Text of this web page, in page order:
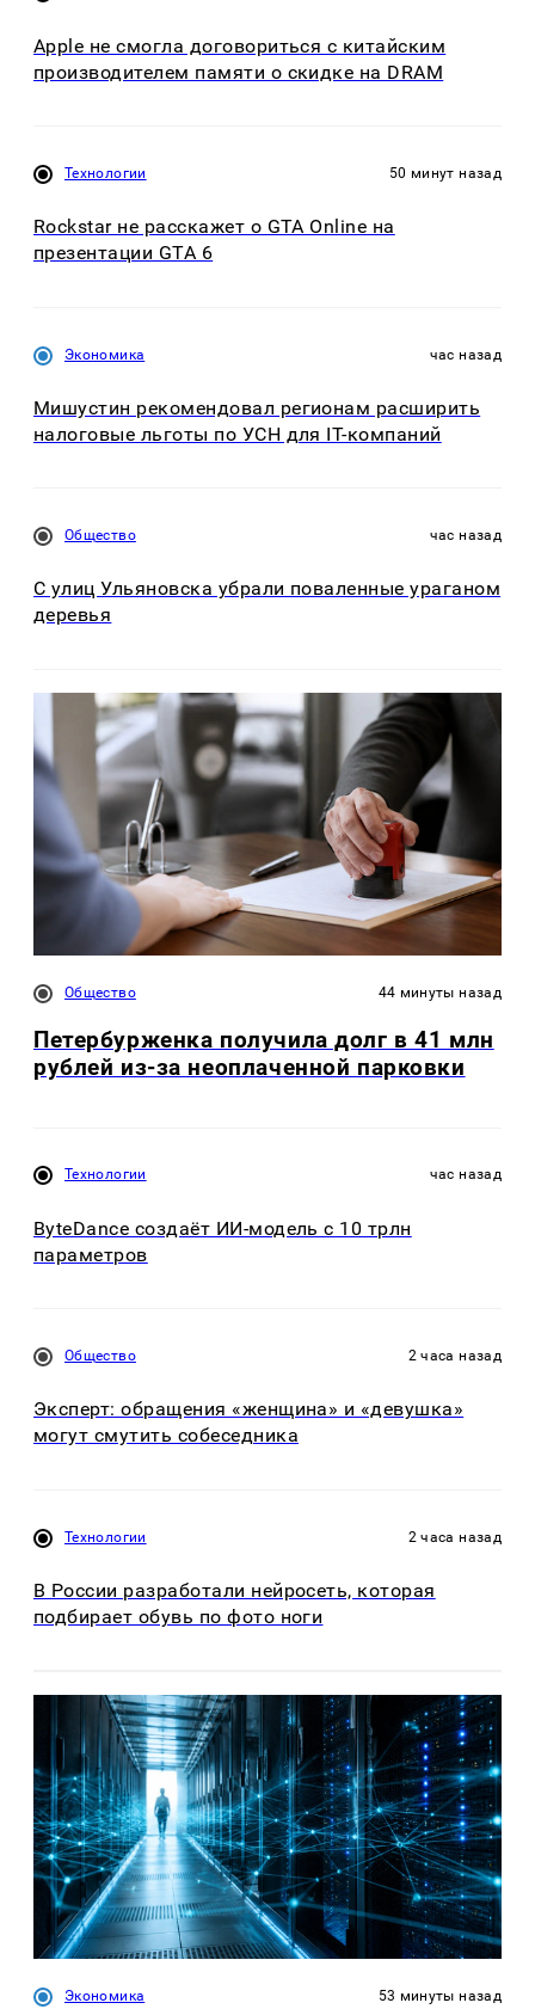
Apple не смогла договориться с китайским
производителем памяти о скидке на DRAM
Технологии 50 минут назад
Rockstar не расскажет о GTA Online на
презентации GTA 6
Экономика час назад
Мишустин рекомендовал регионам расширить
налоговые льготы по УСН для IT-компаний
Общество час назад
С улиц Ульяновска убрали поваленные ураганом
деревья
Общество 44 минуты назад
Петербурженка получила долг в 41 млн
рублей из-за неоплаченной парковки
Технологии час назад
ByteDance создаёт ИИ-модель с 10 трлн
параметров
Общество 2 часа назад
Эксперт: обращения «женщина» и «девушка»
могут смутить собеседника
Технологии 2 часа назад
В России разработали нейросеть, которая
подбирает обувь по фото ноги
Экономика 53 минуты назад